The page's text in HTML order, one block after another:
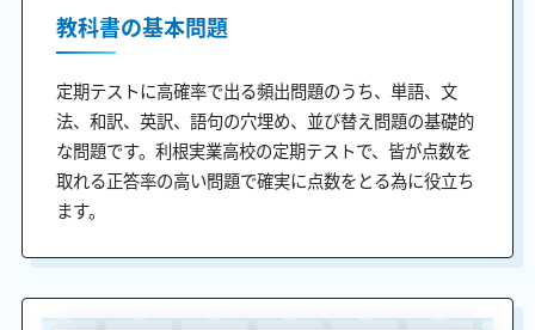
教科書の基本問題
定期テストに高確率で出る頻出問題のうち、単語、文
法、和訳、英訳、語句の穴埋め、並び替え問題の基礎的
な問題です。利根実業高校の定期テストで、皆が点数を
取れる正答率の高い問題で確実に点数をとる為に役立ち
ます。